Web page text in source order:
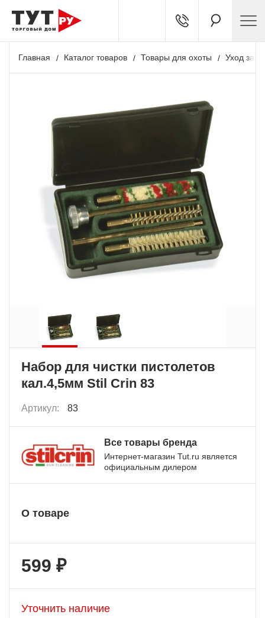
Главная Каталог товаров Товары для охоты Уход за
Набор для чистки пистолетов
кал.4,5мм Stil Crin 83
Артикул: 83
Все товары бренда
Интернет-магазин Tut.ru является
официальным дилером
О товаре
599 ₽
Уточнить наличие